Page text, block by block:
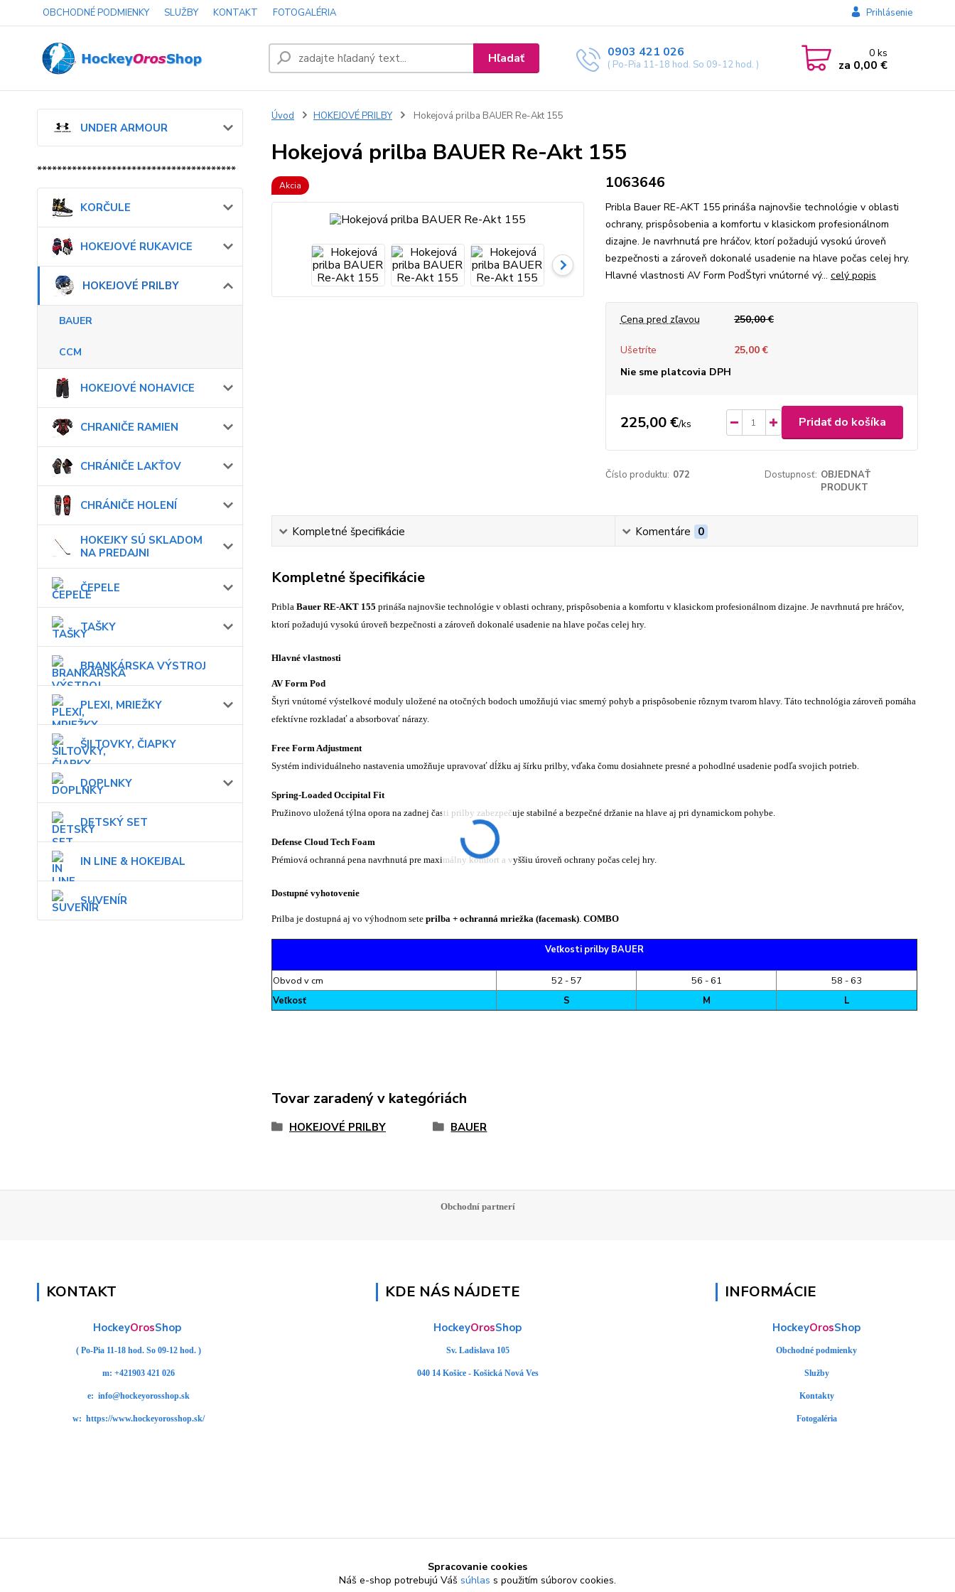
OBCHODNÉ PODMIENKY SLUŽBY KONTAKT FOTOGALÉRIA Prihlásenie
Hľadať 0903 421 026
( Po-Pia 11-18 hod. So 09-12 hod. )
0ks
za 0,00 €
UNDER ARMOUR
****************************************
KORČULE
HOKEJOVÉ RUKAVICE
HOKEJOVÉ PRILBY
BAUER
CCM
HOKEJOVÉ NOHAVICE
CHRANIČE RAMIEN
CHRÁNIČE LAKŤOV
CHRÁNIČE HOLENÍ
HOKEJKY SÚ SKLADOM
NA PREDAJNI
ČEPELE
TAŠKY
BRANKÁRSKA VÝSTROJ
PLEXI, MRIEŽKY
ŠILTOVKY, ČIAPKY
DOPLNKY
DETSKÝ SET
IN LINE & HOKEJBAL
SUVENÍR
Úvod HOKEJOVÉ PRILBY Hokejová prilba BAUER Re-Akt 155
Hokejová prilba BAUER Re-Akt 155
Akcia 1063646
Pribla Bauer RE-AKT 155 prináša najnovšie technológie v oblasti
ochrany, prispôsobenia a komfortu v klasickom profesionálnom
dizajne. Je navrhnutá pre hráčov, ktorí požadujú vysokú úroveň
bezpečnosti a zároveň dokonalé usadenie na hlave počas celej hry.
Hlavné vlastnosti AV Form PodŠtyri vnútorné vý... celý popis
Cena pred zľavou 250,00 €
Ušetríte
25,00 €
Nie sme platcovia DPH
225,00 €/ks Pridať do košíka
Číslo produktu: 072 Dostupnosť: OBJEDNAŤ
PRODUKT
Kompletné špecifikácie Komentáre 0
Kompletné špecifikácie
Pribla Bauer RE-AKT 155 prináša najnovšie technológie v oblasti ochrany, prispôsobenia a komfortu v klasickom profesionálnom dizajne. Je navrhnutá pre hráčov,
ktorí požadujú vysokú úroveň bezpečnosti a zároveň dokonalé usadenie na hlave počas celej hry.
Hlavné vlastnosti
AV Form Pod
Štyri vnútorné výstelkové moduly uložené na otočných bodoch umožňujú viac smerný pohyb a prispôsobenie rôznym tvarom hlavy. Táto technológia zároveň pomáha
efektívne rozkladať a absorbovať nárazy.
Free Form Adjustment
Systém individuálneho nastavenia umožňuje upravovať dĺžku aj šírku prilby, vďaka čomu dosiahnete presné a pohodlné usadenie podľa svojich potrieb.
Spring-Loaded Occipital Fit
Pružinovo uložená týlna opora na zadnej časti prilby zabezpečuje stabilné a bezpečné držanie na hlave aj pri dynamickom pohybe.
Defense Cloud Tech Foam
Prémiová ochranná pena navrhnutá pre maximálny komfort a vyššiu úroveň ochrany počas celej hry.
Dostupné vyhotovenie
Prilba je dostupná aj vo výhodnom sete prilba + ochranná mriežka (facemask).COMBO
Veľkosti prilby BAUER
Obvod v cm 52 - 57 56 - 61
58 - 63
Veľkosť
S M L
Tovar zaradený v kategóriách
HOKEJOVÉ PRILBY BAUER
Obchodní partnerí
KONTAKT
HockeyOrosShop
( Po-Pia 11-18 hod. So 09-12 hod. )
m: +421903 421 026
e: info@hockeyorosshop.sk
w: https://www.hockeyorosshop.sk/
KDE NÁS NÁJDETE
HockeyOrosShop
Sv. Ladislava 105
040 14 Košice - Košická Nová Ves
INFORMÁCIE
HockeyOrosShop
Obchodné podmienky
Služby
Kontakty
Fotogaléria
Spracovanie cookies
Náš e-shop potrebujú Váš súhlas s použitím súborov cookies.